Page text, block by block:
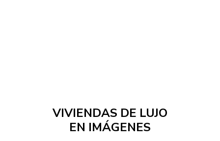
VIVIENDAS DE LUJO
EN IMÁGENES